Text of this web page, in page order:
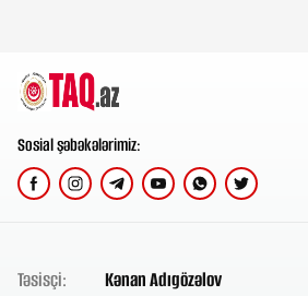
Sosial şəbəkələrimiz:
Təsisçi: Kənan Adıgözəlov